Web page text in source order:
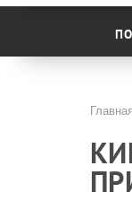
Главная